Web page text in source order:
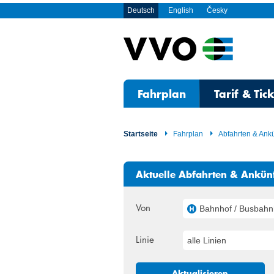
Deutsch English Česky
Fahrplan Tarif &
Startseite Fahrplan Abfahrten &
Aktuelle Abfahrten &
Von Bahnhof / Busbahnhof, Glashütte
Linie alle Linien